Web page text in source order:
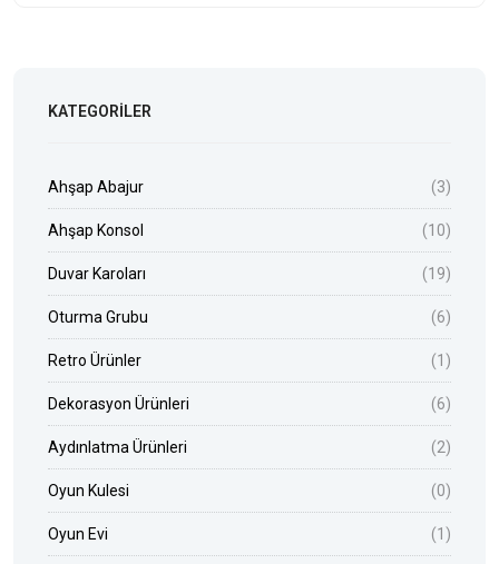
KATEGORILER
Ahşap Abajur (3)
Ahşap Konsol (10)
Duvar Karoları (19)
Oturma Grubu (6)
Retro Ürünler (1)
Dekorasyon Ürünleri (6)
Aydınlatma Ürünleri (2)
Oyun Kulesi (0)
Oyun Evi (1)